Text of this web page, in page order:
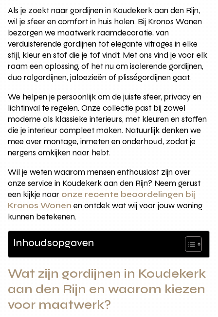
Als je zoekt naar gordijnen in Koudekerk aan den Rijn,
wil je sfeer en comfort in huis halen. Bij Kronos Wonen
bezorgen we maatwerk raamdecoratie, van
verduisterende gordijnen tot elegante vitrages in elke
stijl, kleur en stof die je tof vindt. Met ons vind je voor elk
raam een oplossing, of het nu om isolerende gordijnen,
duo rolgordijnen, jaloezieën of plisségordijnen gaat.
We helpen je persoonlijk om de juiste sfeer, privacy en
lichtinval te regelen. Onze collectie past bij zowel
moderne als klassieke interieurs, met kleuren en stoffen
die je interieur compleet maken. Natuurlijk denken we
mee over montage, inmeten en onderhoud, zodat je
nergens omkijken naar hebt.
Wil je weten waarom mensen enthousiast zijn over
onze service in Koudekerk aan den Rijn? Neem gerust
een kijkje naar onze recente beoordelingen bij
Kronos Wonen en ontdek wat wij voor jouw woning
kunnen betekenen.
Inhoudsopgaven
Wat zijn gordijnen in Koudekerk
aan den Rijn en waarom kiezen
voor maatwerk?